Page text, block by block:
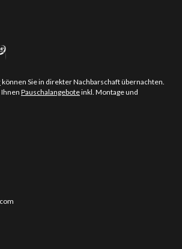
können Sie in direkter Nachbarschaft übernachten.
Pauschalangeboteinkl. Montage und